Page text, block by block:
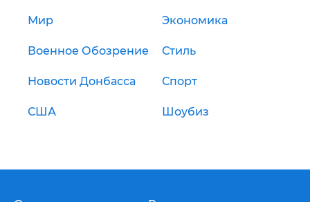
Мир Экономика
Военное Обозрение Стиль
Новости Донбасса Спорт
США Шоубиз